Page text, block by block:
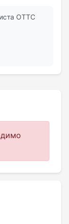
ОТТС